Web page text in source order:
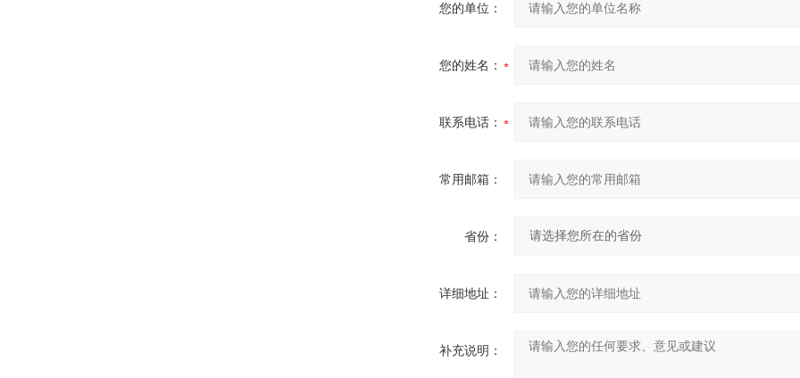
您的单位：
您的姓名：
联系电话：
常用邮箱：
省份：
详细地址：
补充说明：